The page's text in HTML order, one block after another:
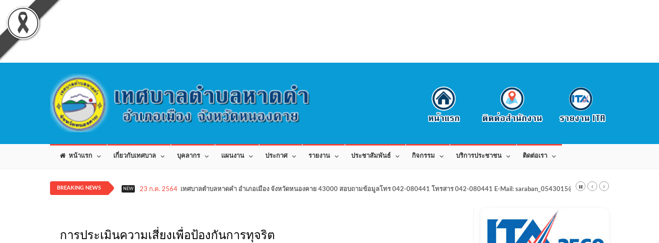
หน้าแรก เกี่ยวกับเทศบาล บุคลากร แผนงาน ประกาศ รายงาน ประชาสัมพันธ์ กิจกรรม บริการประชาชน ติดต่อเรา
BREAKING NEWS NEW 23 ก.ค. 2564 เทศบาลตำบลหาดคำ อำเภอเมือง จังหวัดหนองคาย 43000 สอบถามข้อมูลโทร 042-080441 โทรสาร 042-080441 E-Mail: saraban_0543015@dla.go.th
การประเมินความเสี่ยงเพื่อป้องกันการทุจริต